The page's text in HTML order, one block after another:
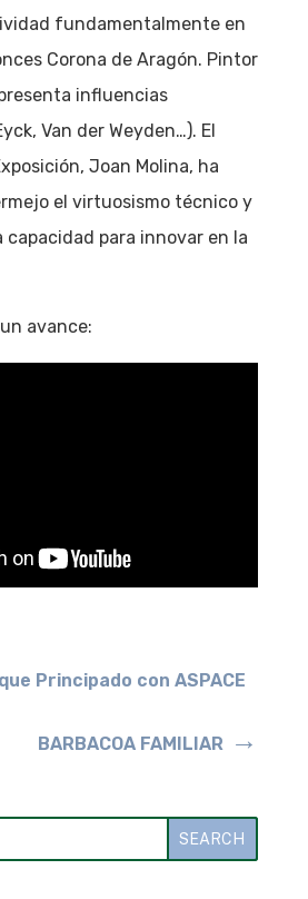
fundamentalmente en
Corona de Aragón. Pintor
influencias
Van der Weyden…). El
Joan Molina, ha
el virtuosismo técnico y
para innovar en la
avance:
Principado con ASPACE
BARBACOA FAMILIAR →
SEARCH